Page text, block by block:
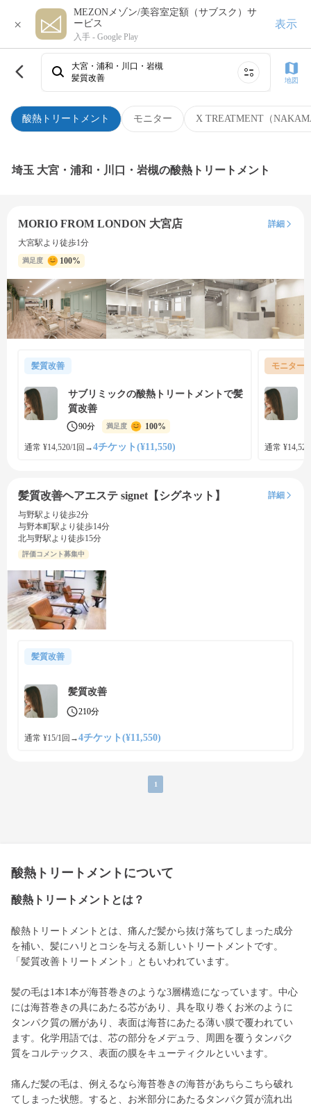
×
MEZONメゾン/美容室定額（サブスク）サ
ービス
入手 - Google Play
表示
酸熱トリートメント モニター X TREATMENT（
大宮・浦和・川口・岩槻
髪質改善
地図
埼玉 大宮・浦和・川口・岩槻の酸熱トリートメント
MORIO FROM LONDON 大宮店
詳細
大宮駅より徒歩1分
満足度 100%
髪質改善
サブリミックの酸熱トリートメントで髪
質改善
90分 満足度 100%
通常 ¥14,520/1回 →4チケット(¥11,550)
モニター
通常
髪質改善ヘアエステ signet【シグネット】
詳細
与野駅より徒歩2分
与野本町駅より徒歩14分
北与野駅より徒歩15分
評価コメント募集中
髪質改善
髪質改善
210分
通常 ¥15/1回 →4チケット(¥11,550)
1
酸熱トリートメントについて
酸熱トリートメントとは？
酸熱トリートメントとは、痛んだ髪から抜け落ちてしまった成分
を補い、髪にハリとコシを与える新しいトリートメントです。
「髪質改善トリートメント」ともいわれています。
髪の毛は1本1本が海苔巻きのような3層構造になっています。中心
には海苔巻きの具にあたる芯があり、具を取り巻くお米のように
タンパク質の層があり、表面は海苔にあたる薄い膜で覆われてい
ます。化学用語では、芯の部分をメデュラ、周囲を覆うタンパク
質をコルテックス、表面の膜をキューティクルといいます。
痛んだ髪の毛は、例えるなら海苔巻きの海苔があちらこちら破れ
てしまった状態。すると、お米部分にあたるタンパク質が流れ出